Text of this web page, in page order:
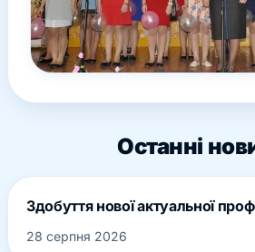
Останні
Здобуття нової актуальної
28 серпня 2026